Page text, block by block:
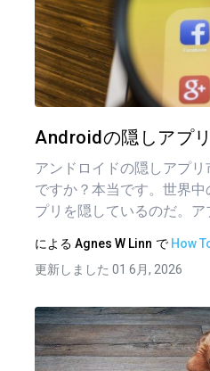
Androidの隠しアプ
アンドロイドの隠しアプ
ですか？本当です。世界
プリを隠しているのだ。ア
による Agnes W Linn で How
更新しました 01 6月, 2026